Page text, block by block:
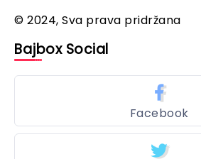
© 2024, Sva prava pridržana
Bajbox Social
Facebook